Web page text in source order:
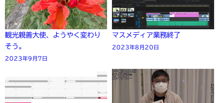
観光親善大使、ようやく変わり
そう。
2023年9月7日
マスメディア業務終了
2023年8月20日